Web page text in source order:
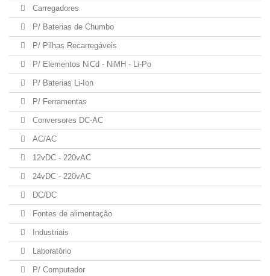
Carregadores
P/ Baterias de Chumbo
P/ Pilhas Recarregáveis
P/ Elementos NiCd - NiMH - Li-Po
P/ Baterias Li-Ion
P/ Ferramentas
Conversores DC-AC
AC/AC
12vDC - 220vAC
24vDC - 220vAC
DC/DC
Fontes de alimentação
Industriais
Laboratório
P/ Computador